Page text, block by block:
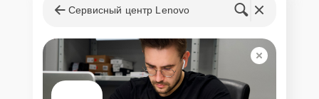
Сервисный центр Lenovo